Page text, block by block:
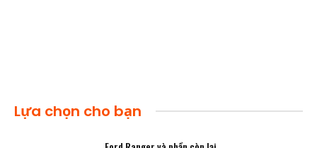
Lựa chọn cho bạn